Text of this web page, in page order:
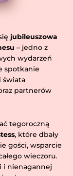
jubileuszowa
– jedno z
wydarzeń
spotkanie
świata
partnerów
tegoroczną
, które dbały
gości, wsparcie
wieczoru.
i nienagannej